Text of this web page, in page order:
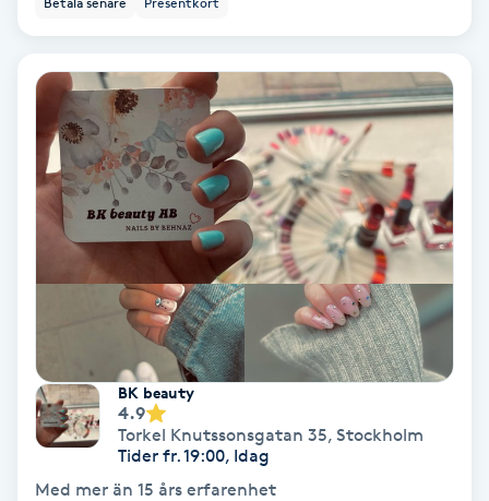
Babylights
Balayage
Bambumassage
BIAB
BK beauty
4.9
Torkel Knutssonsgatan 35, Stockholm
Tider fr. 19:00, Idag
Med mer än 15 års erfarenhet